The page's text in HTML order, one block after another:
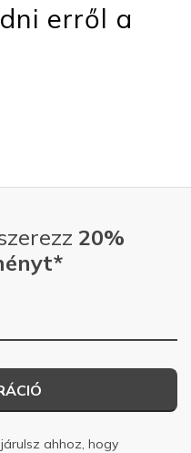
erről a
20%
ahhoz, hogy